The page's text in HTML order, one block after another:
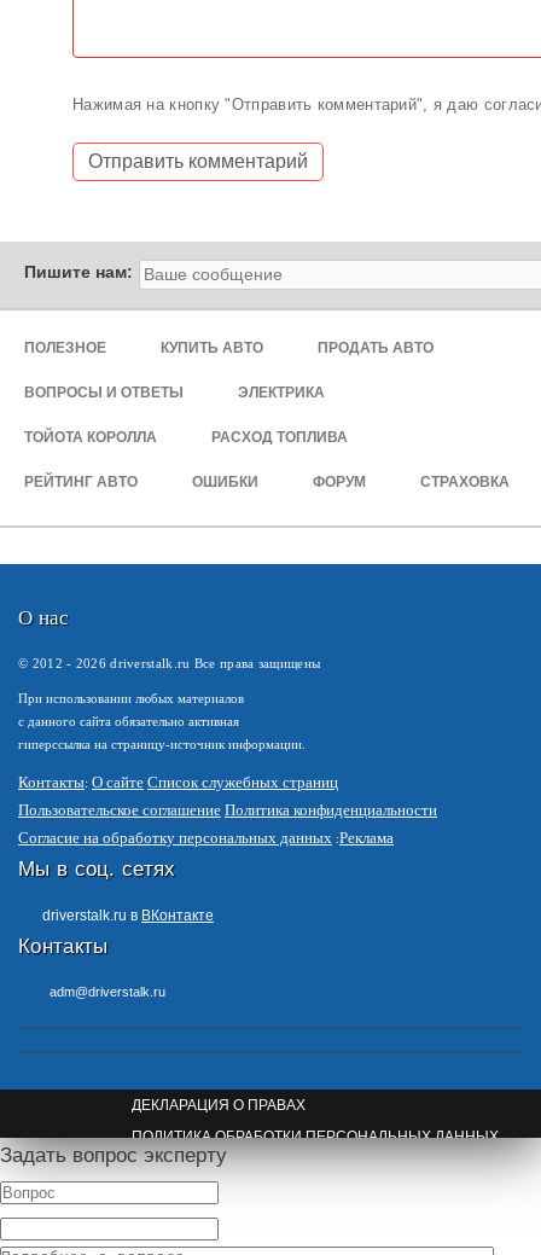
Нажимая на кнопку "Отправить комментарий", я даю
Пишите нам:
ПОЛЕЗНОЕ КУПИТЬ АВТО ПРОДАТЬ АВТО
ВОПРОСЫ И ОТВЕТЫ ЭЛЕКТРИКА
ТОЙОТА КОРОЛЛА РАСХОД ТОПЛИВА
РЕЙТИНГ АВТО ОШИБКИ ФОРУМ СТРАХОВКА
О нас
© 2012 - 2026driverstalk.ru Все права защищены
При использовании любых материалов
с данного сайта обязательно активная
гиперссылка на страницу-источник информации.
Контакты О сайте Список служебных страниц
Пользовательское соглашение Политика конфиденциальности
Согласие на обработку персональных данных Реклама
Мы в соц. сетях
driverstalk.ru в ВКонтакте
Контакты
adm@driverstalk.ru
ДЕКЛАРАЦИЯ О ПРАВАХ
ПОЛИТИКА ОБРАБОТКИ ПЕРСОНАЛЬНЫХ ДАННЫХ
ПРАВООБЛАДАТЕЛЯМ
Задать вопрос эксперту